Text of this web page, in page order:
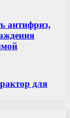
антифриз,
для